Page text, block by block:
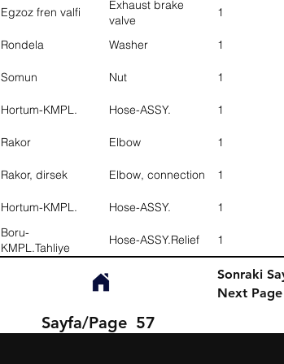
Egzoz fren valfi
Exhaust brake
valve
1
Rondela Washer 1
Somun Nut 1
Hortum-KMPL. Hose-ASSY. 1
Rakor Elbow 1
Rakor, dirsek Elbow, connection 1
Hortum-KMPL. Hose-ASSY. 1
Boru-
KMPL.Tahliye
Hose-ASSY.Relief 1
Sonraki
Next Page
Sayfa/Page 57